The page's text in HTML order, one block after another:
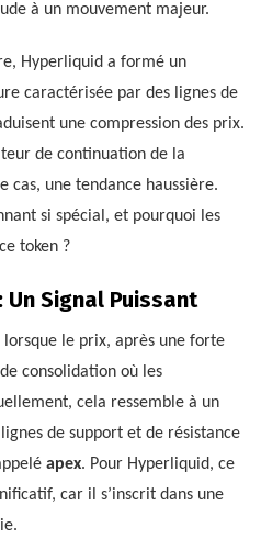
à un mouvement majeur.
Hyperliquid a formé un
caractérisée par des lignes de
une compression des prix.
de continuation de la
cas, une tendance haussière.
si spécial, et pourquoi les
token ?
Un Signal Puissant
le prix, après une forte
consolidation où les
cela ressemble à un
de support et de résistance
apex. Pour Hyperliquid, ce
car il s’inscrit dans une